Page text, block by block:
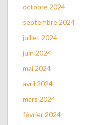
octobre 2024
septembre 2024
juillet 2024
juin 2024
mai 2024
avril 2024
mars 2024
février 2024